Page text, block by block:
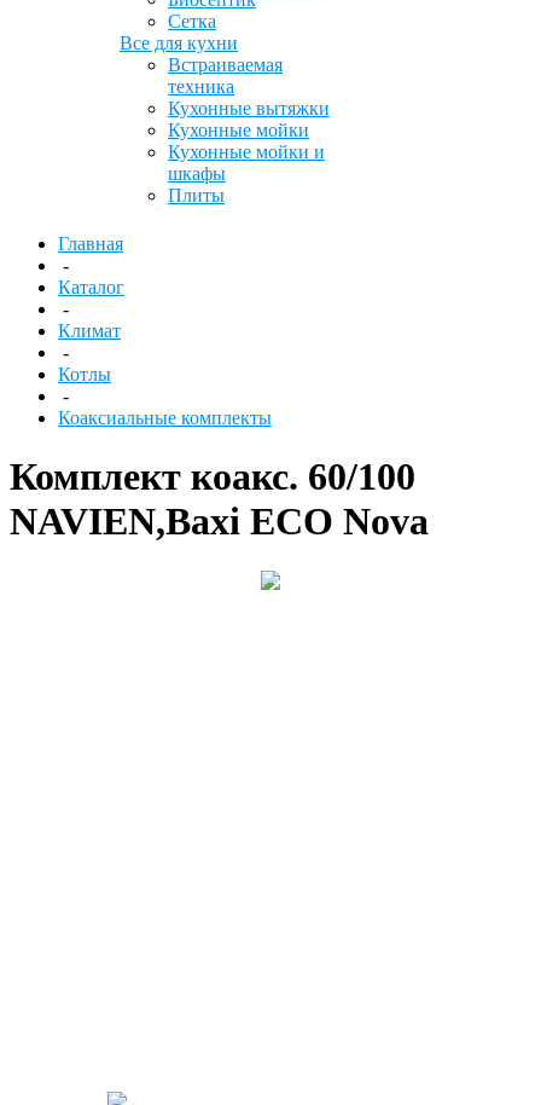
Сетка
Все для кухни
Встраиваемая
техника
Кухонные вытяжки
Кухонные мойки
Кухонные мойки и
шкафы
Плиты
Главная
-
Каталог
-
Климат
-
Котлы
-
Коаксиальные комплекты
Комплект коакс. 60/100
NAVIEN,Baxi ЕСО Nova